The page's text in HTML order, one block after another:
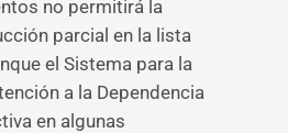
no permitirá la
parcial en la lista
el Sistema para la
a la Dependencia
en algunas